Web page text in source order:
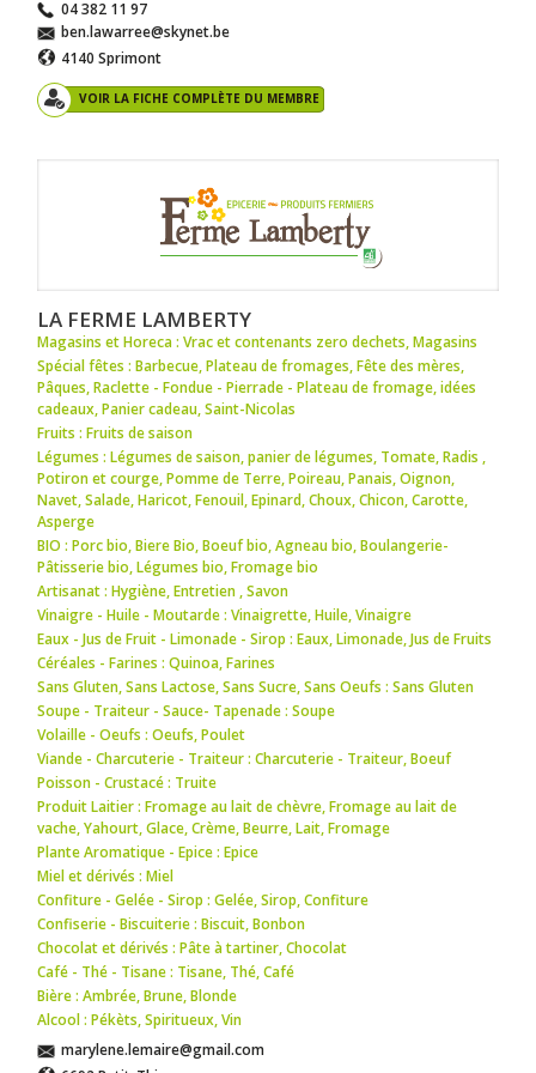
04 382 11 97
ben.lawarree@skynet.be
4140 Sprimont
VOIR LA FICHE COMPLÈTE DU MEMBRE
LA FERME LAMBERTY
Magasins et Horeca : Vrac et contenants zero dechets,Magasins
Spécial fêtes : Barbecue,Plateau de fromages,Fête des mères,
Pâques,Raclette - Fondue - Pierrade - Plateau de fromage,idées
cadeaux,Panier cadeau,Saint-Nicolas
Fruits : Fruits de saison
Légumes : Légumes de saison,panier de légumes, Tomate,Radis ,
Potiron et courge,Pomme de Terre,Poireau,Panais,Oignon,
Navet,Salade,Haricot,Fenouil,Epinard,Choux,Chicon,Carotte,
Asperge
BIO : Porc bio,Biere Bio,Boeuf bio,Agneau bio,Boulangerie-
Pâtisserie bio,Légumes bio,Fromage bio
Artisanat : Hygiène,Entretien ,Savon
Vinaigre - Huile - Moutarde : Vinaigrette,Huile,Vinaigre
Eaux - Jus de Fruit - Limonade - Sirop : Eaux,Limonade,Jus de Fruits
Céréales - Farines : Quinoa,Farines
Sans Gluten, Sans Lactose, Sans Sucre, Sans Oeufs : Sans Gluten
Soupe - Traiteur - Sauce- Tapenade : Soupe
Volaille - Oeufs : Oeufs,Poulet
Viande - Charcuterie - Traiteur : Charcuterie - Traiteur,Boeuf
Poisson - Crustacé : Truite
Produit Laitier : Fromage au lait de chèvre,Fromage au lait de
vache,Yahourt,Glace,Crème,Beurre,Lait,Fromage
Plante Aromatique - Epice : Epice
Miel et dérivés : Miel
Confiture - Gelée - Sirop : Gelée,Sirop,Confiture
Confiserie - Biscuiterie : Biscuit,Bonbon
Chocolat et dérivés : Pâte à tartiner,Chocolat
Café - Thé - Tisane : Tisane, Thé,Café
Bière : Ambrée,Brune,Blonde
Alcool : Pékèts,Spiritueux,Vin
marylene.lemaire@gmail.com